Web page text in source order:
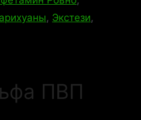
, Экстези,
ПВП